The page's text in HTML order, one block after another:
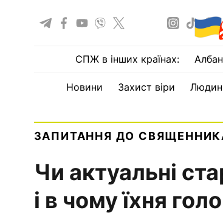
СПЖ в інших країнах:
Новини Захист віри
ЗАПИТАННЯ ДО
Чи актуальні
і в чому їхня